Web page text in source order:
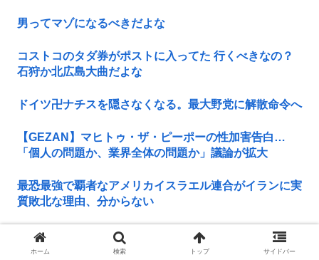
男ってマゾになるべきだよな
コストコのタダ券がポストに入ってた 行くべきなの？
石狩か北広島大曲だよな
ドイツ卍ナチスを隠さなくなる。最大野党に解散命令へ
【GEZAN】マヒトゥ・ザ・ピーポーの性加害告白…
「個人の問題か、業界全体の問題か」議論が拡大
最恐最強で覇者なアメリカイスラエル連合がイランに実
質敗北な理由、分からない
【衝撃】100万部を切ったジャンプが最強部数653万部
を記録した時の週刊少年ジャンプの面子がヤバ...
ホーム 検索 トップ サイドバー